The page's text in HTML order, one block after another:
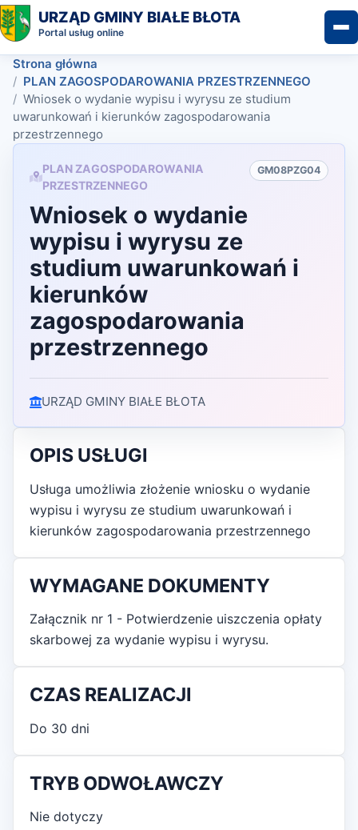
URZĄD GMINY BIAŁE BŁOTA
Portal usług online
Strona główna
PLAN ZAGOSPODAROWANIA PRZESTRZENNEGO
Wniosek o wydanie wypisu i wyrysu ze studium
uwarunkowań i kierunków zagospodarowania
przestrzennego
PLAN ZAGOSPODAROWANIA
PRZESTRZENNEGO
GM08PZG04
Wniosek o wydanie
wypisu i wyrysu ze
studium uwarunkowań i
kierunków
zagospodarowania
przestrzennego
URZĄD GMINY BIAŁE BŁOTA
OPIS USŁUGI
Usługa umożliwia złożenie wniosku o wydanie
wypisu i wyrysu ze studium uwarunkowań i
kierunków zagospodarowania przestrzennego
WYMAGANE DOKUMENTY
Załącznik nr 1 - Potwierdzenie uiszczenia opłaty
skarbowej za wydanie wypisu i wyrysu.
CZAS REALIZACJI
Do 30 dni
TRYB ODWOŁAWCZY
Nie dotyczy